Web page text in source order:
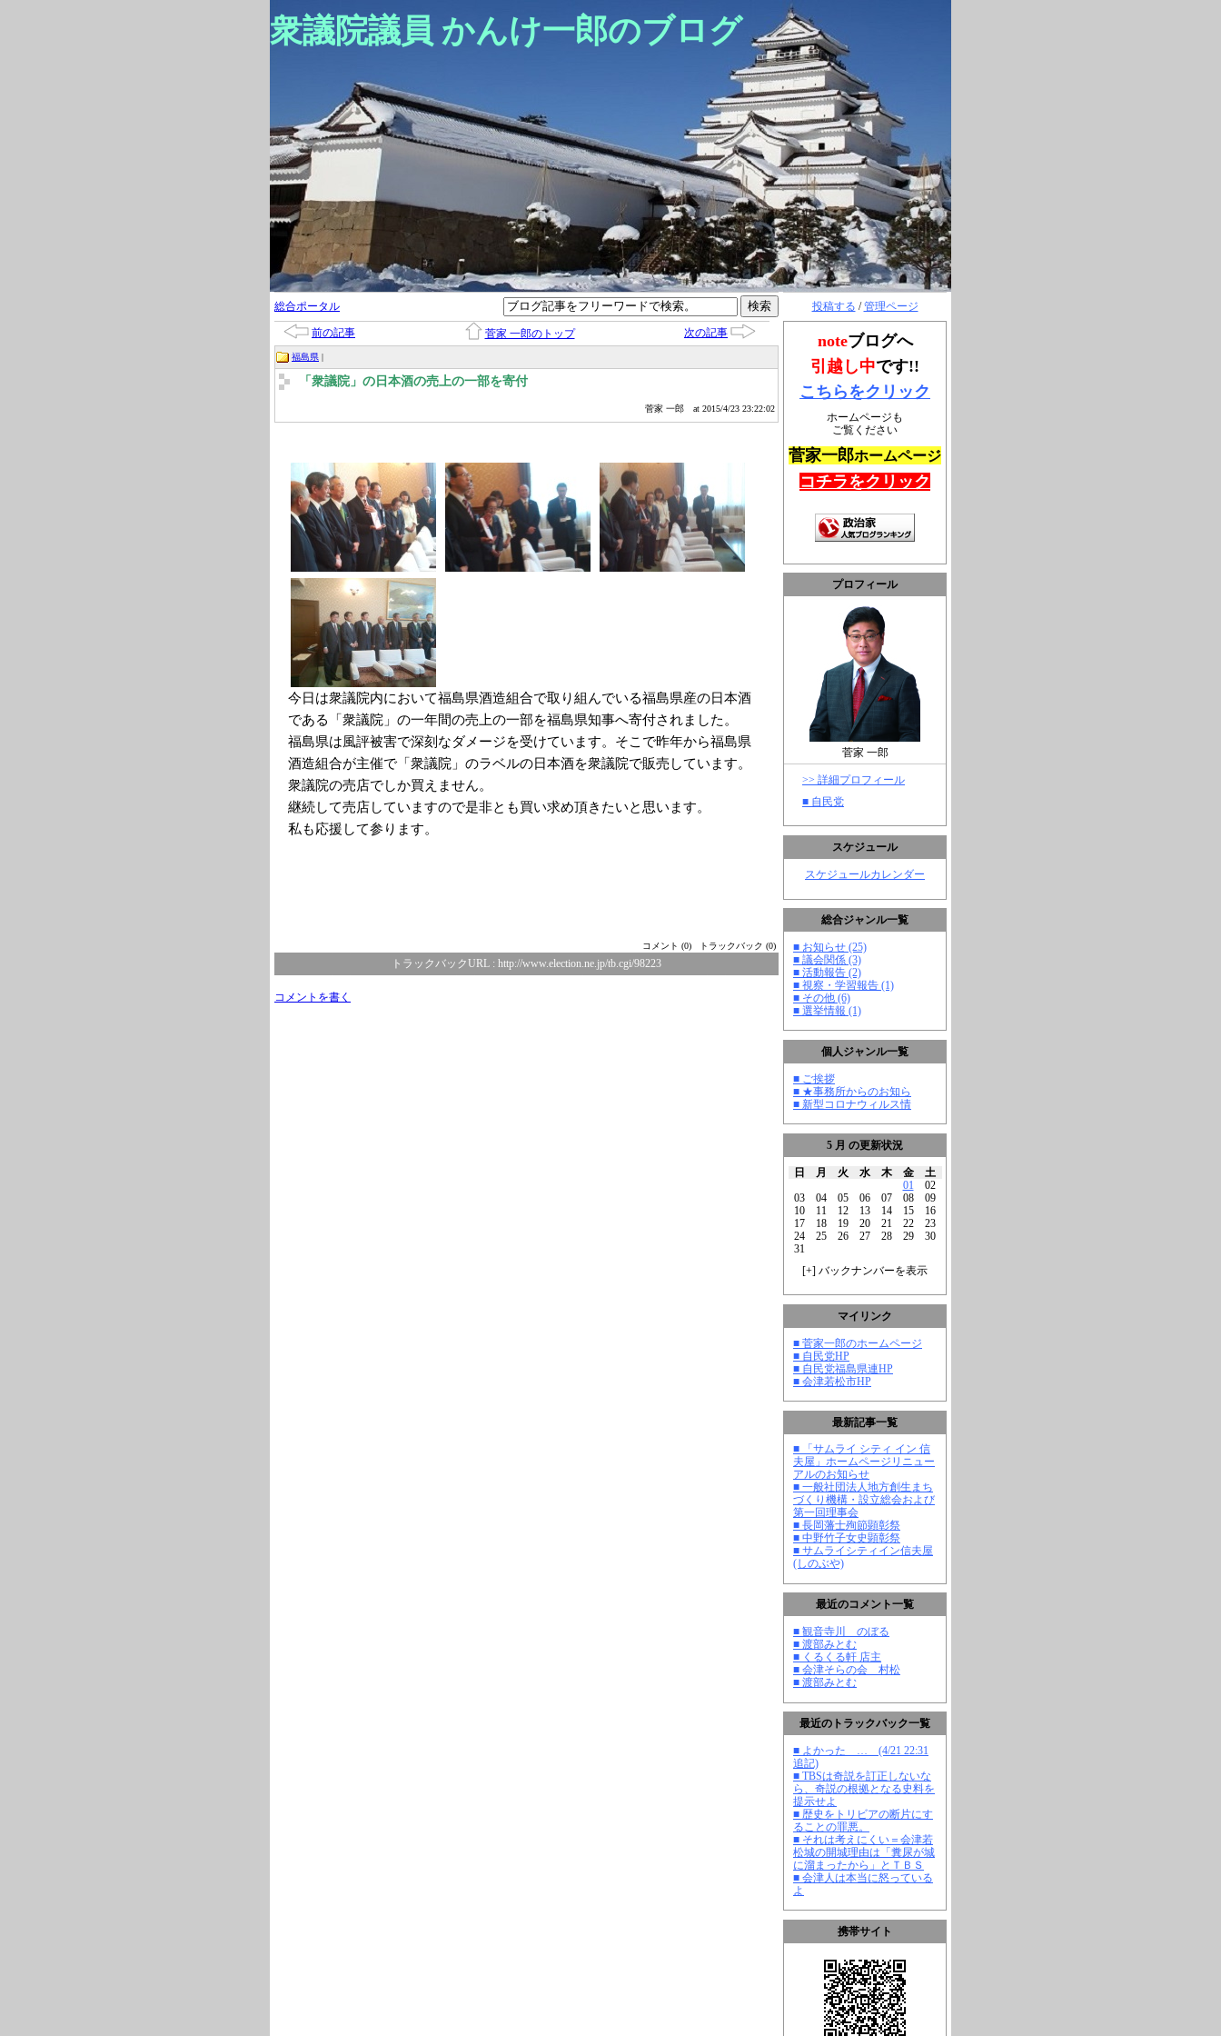
衆議院議員 かんけ一郎のブログ
投稿する /管理ページ
noteブログへ
引越し中です!!
こちらをクリック
ホームページも
ご覧ください
菅家一郎ホームページ
コチラをクリック
プロフィール
菅家 一郎
>> 詳細プロフィール
■ 自民党
スケジュール
スケジュールカレンダー
総合ジャンル一覧
■ お知らせ (25)
■ 議会関係 (3)
■ 活動報告 (2)
■ 視察・学習報告 (1)
■ その他 (6)
■ 選挙情報 (1)
個人ジャンル一覧
■ ご挨拶
■ ★事務所からのお知ら
■ 新型コロナウィルス情
5 月 の更新状況
日 月 火 水 木 金
土
01
02
03
04 05 06 07 08
09
10
11 12 13 14 15
16
17
18 19 20 21 22
23
24
25 26 27 28 29
30
31
[+] バックナンバーを表示
マイリンク
■ 菅家一郎のホームページ
■ 自民党HP
■ 自民党福島県連HP
■ 会津若松市HP
最新記事一覧
■ 「サムライ シティ イン 信
夫屋」ホームページリニュー
アルのお知らせ
■ 一般社団法人地方創生まち
づくり機構・設立総会および
第一回理事会
■ 長岡藩士殉節顕彰祭
■ 中野竹子女史顕彰祭
■ サムライシティイン信夫屋
(しのぶや)
最近のコメント一覧
■ 観音寺川 のぼる
■ 渡部みとむ
■ くるくる軒 店主
■ 会津そらの会 村松
■ 渡部みとむ
最近のトラックバック一覧
■ よかった … (4/21 22:31
追記)
■ TBSは奇説を訂正しないな
ら、奇説の根拠となる史料を
提示せよ
■ 歴史をトリビアの断片にす
ることの罪悪。
■ それは考えにくい＝会津若
松城の開城理由は「糞尿が城
に溜まったから」とＴＢＳ
■ 会津人は本当に怒っている
よ
携帯サイト
総合ポータル
前の記事 菅家 一郎のトップ 次の記事
福島県 |
「衆議院」の日本酒の売上の一部を寄付
菅家 一郎 at 2015/4/23 23:22:02
今日は衆議院内において福島県酒造組合で取り組んでいる福島県産の日本酒
である「衆議院」の一年間の売上の一部を福島県知事へ寄付されました。
福島県は風評被害で深刻なダメージを受けています。そこで昨年から福島県
酒造組合が主催で「衆議院」のラベルの日本酒を衆議院で販売しています。
衆議院の売店でしか買えません。
継続して売店していますので是非とも買い求め頂きたいと思います。
私も応援して参ります。
コメント (0) トラックバック (0)
トラックバックURL : http://www.election.ne.jp/tb.cgi/98223
コメントを書く